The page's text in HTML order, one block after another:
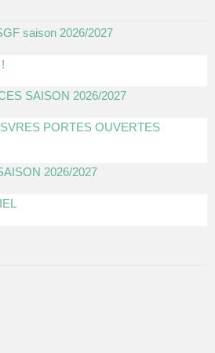
saison 2026/2027
SAISON 2026/2027
PORTES OUVERTES
2026/2027